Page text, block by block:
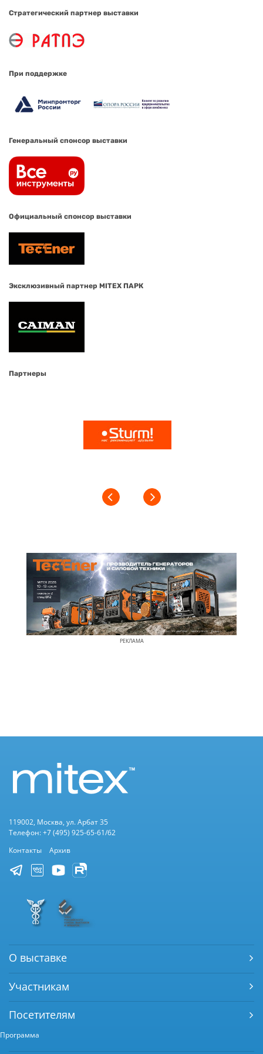
Стратегический партнер выставки
При поддержке
Генеральный спонсор выставки
Официальный спонсор выставки
Эксклюзивный партнер MITEX ПАРК
Партнеры
РЕКЛАМА
119002, Москва, ул. Арбат 35
Телефон: +7 (495) 925-65-61/62
Контакты
Архив
О выставке
Участникам
Посетителям
Программа